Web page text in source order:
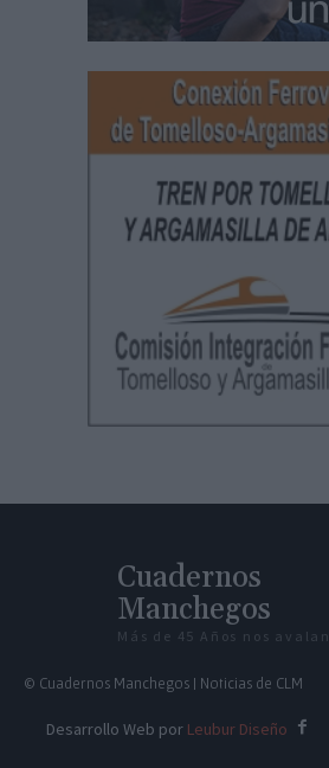
Cuadernos
Manchegos
Más de 45 Años nos avalan
© Cuadernos Manchegos | Noticias de CLM
Desarrollo Web por Leubur Diseño